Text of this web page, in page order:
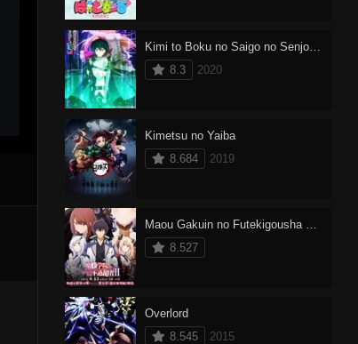
Kimi to Boku no Saigo no Senjou, Aruiwa Sekai ga Hajimaru Seisen
8.3
2020
Kimetsu no Yaiba
8.684
2019
Maou Gakuin no Futekigousha 2 Part 2
8.527
Overlord
8.545
2015